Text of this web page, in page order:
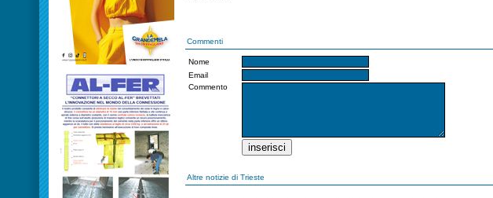
Commenti
Nome
Email
Commento
Altre notizie di Trieste